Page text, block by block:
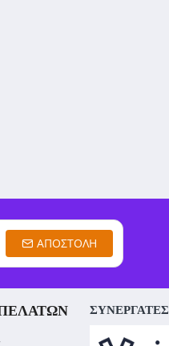
ΑΠΟΣΤΟΛΉ
ΣΥΝΕΡΓΑΤΕΣ